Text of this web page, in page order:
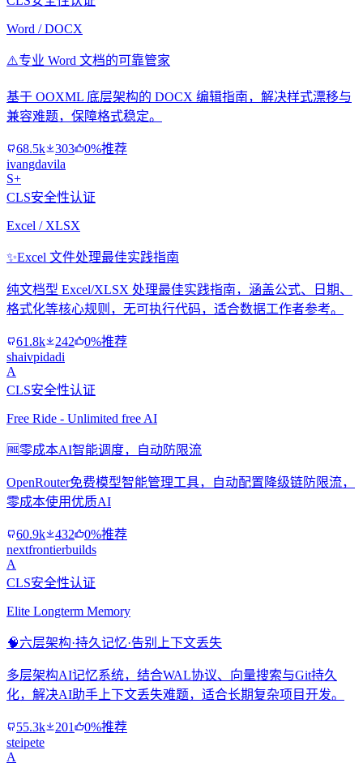
Word / DOCX
⚠️专业 Word 文档的可靠管家
基于 OOXML 底层架构的 DOCX 编辑指南，解决样式漂移与
兼容难题，保障格式稳定。
68.5k 303
0%推荐
ivangdavila
S+
CLS安全性认证
Excel / XLSX
✨Excel 文件处理最佳实践指南
纯文档型 Excel/XLSX 处理最佳实践指南，涵盖公式、日期、
格式化等核心规则，无可执行代码，适合数据工作者参考。
61.8k 242
0%推荐
shaivpidadi
A
CLS安全性认证
Free Ride - Unlimited free AI
🆓零成本AI智能调度，自动防限流
OpenRouter免费模型智能管理工具，自动配置降级链防限流，
零成本使用优质AI
60.9k 432
0%推荐
nextfrontierbuilds
A
CLS安全性认证
Elite Longterm Memory
🧠六层架构·持久记忆·告别上下文丢失
多层架构AI记忆系统，结合WAL协议、向量搜索与Git持久
化，解决AI助手上下文丢失难题，适合长期复杂项目开发。
55.3k 201
0%推荐
steipete
A